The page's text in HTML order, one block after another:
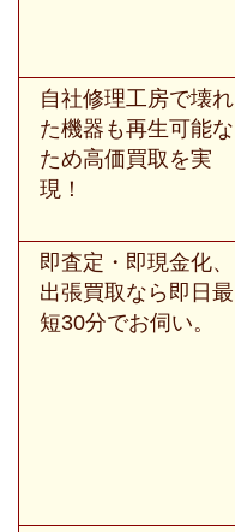
自社修理工房で壊れ
た機器も再生可能な
ため高価買取を実
現！
即査定・即現金化、
出張買取なら即日最
短30分でお伺い。